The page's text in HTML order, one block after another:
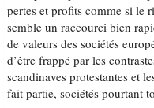
pertes et profits comme si le
semble un raccourci bien
de valeurs des sociétés
d’être frappé par les
scandinaves protestantes et
fait partie, sociétés pourtant